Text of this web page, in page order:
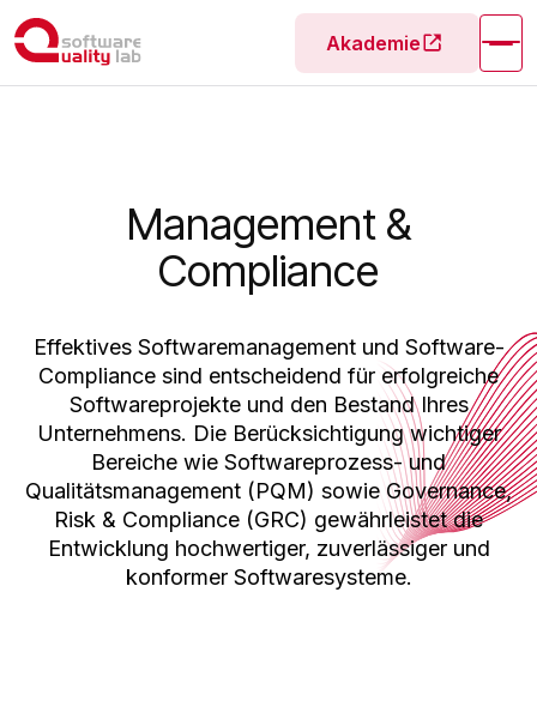
Akademie
Management &
Compliance
Effektives Softwaremanagement und Software-
Compliance sind entscheidend für erfolgreiche
Softwareprojekte und den Bestand Ihres
Unternehmens. Die Berücksichtigung wichtiger
Bereiche wie Softwareprozess- und
Qualitätsmanagement (PQM) sowie Governance,
Risk & Compliance (GRC) gewährleistet die
Entwicklung hochwertiger, zuverlässiger und
konformer Softwaresysteme.